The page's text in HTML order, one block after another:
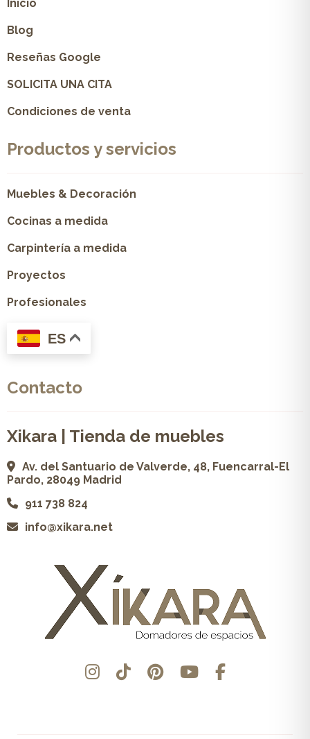
Inicio
Blog
Reseñas Google
SOLICITA UNA CITA
Condiciones de venta
Productos y servicios
Muebles & Decoración
Cocinas a medida
Carpintería a medida
Proyectos
Profesionales
ES
Contacto
Xikara | Tienda de muebles
Av. del Santuario de Valverde, 48, Fuencarral-El
Pardo, 28049 Madrid
911 738 824
info@xikara.net